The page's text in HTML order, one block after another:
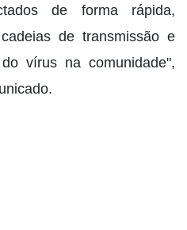
de forma rápida,
de transmissão e
vírus na comunidade",